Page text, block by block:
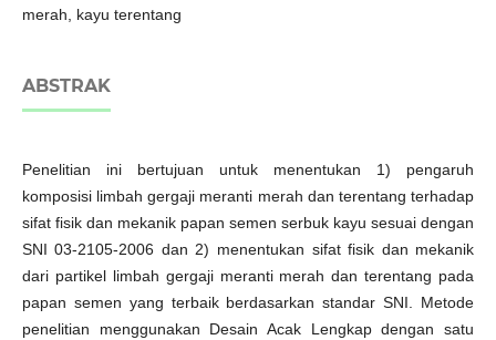
merah, kayu terentang
ABSTRAK
Penelitian ini bertujuan untuk menentukan 1) pengaruh
komposisi limbah gergaji meranti merah dan terentang terhadap
sifat fisik dan mekanik papan semen serbuk kayu sesuai dengan
SNI 03-2105-2006 dan 2) menentukan sifat fisik dan mekanik
dari partikel limbah gergaji meranti merah dan terentang pada
papan semen yang terbaik berdasarkan standar SNI. Metode
penelitian menggunakan Desain Acak Lengkap dengan satu